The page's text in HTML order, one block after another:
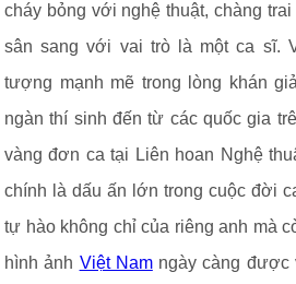
cháy bỏng với nghệ thuật, chàng
sân sang với vai trò là một ca sĩ.
tượng mạnh mẽ trong lòng khán
ngàn thí sinh đến từ các quốc gia
vàng đơn ca tại Liên hoan Nghệ
chính là dấu ấn lớn trong cuộc đời
tự hào không chỉ của riêng anh mà
hình ảnh Việt Namngày càng được